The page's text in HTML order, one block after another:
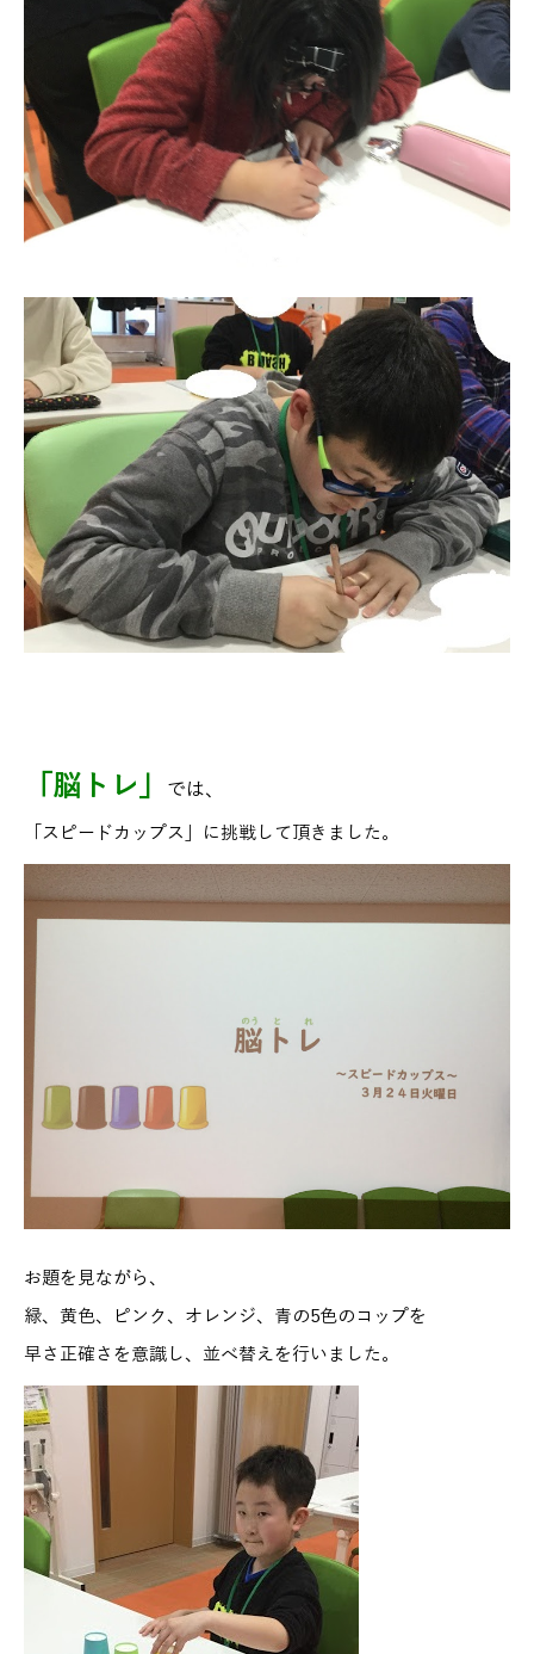
「脳トレ」 では、
「スピードカップス」に挑戦して頂きました。
お題を見ながら、
緑、黄色、ピンク、オレンジ、青の5色のコップを
早さ正確さを意識し、並べ替えを行いました。